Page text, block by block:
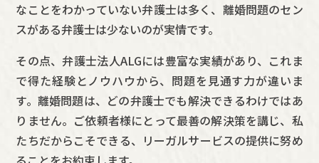
なことをわかっていない弁護士は多く、離婚問題のセン
スがある弁護士は少ないのが実情です。
その点、弁護士法人ALGには豊富な実績があり、これま
で得た経験とノウハウから、問題を見通す力が違いま
す。離婚問題は、どの弁護士でも解決できるわけではあ
りません。ご依頼者様にとって最善の解決策を講じ、私
たちだからこそできる、リーガルサービスの提供に努め